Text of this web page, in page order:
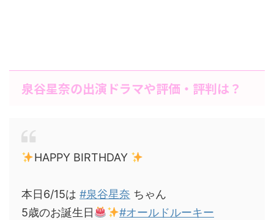
泉谷星奈の出演ドラマや評価・評判は？
HAPPY BIRTHDAY
本日6/15は #泉谷星奈 ちゃん
5歳のお誕生日
#オールドルーキー